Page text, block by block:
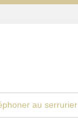
au serrurier